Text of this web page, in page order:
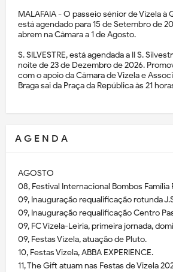
MALAFAIA - O passeio sénior de Vizela à
está agendado para 15 de Setembro de
abrem na Câmara a 1 de Agosto.
S. SILVESTRE, está agendada a II S.
noite de 23 de Dezembro de 2026.
com o apoio da Câmara de Vizela e
Braga sai da Praça da República às 21
A G E N D A
AGOSTO
08, Festival Internacional Bombos Família
09, Inauguração requalificação rotunda
09, Inauguração requalificação Centro
09, FC Vizela-Leiria, primeira jornada,
09, Festas Vizela, atuação de Pluto.
10, Festas Vizela, ABBA EXPERIENCE.
11, The Gift atuam nas Festas de Vizela